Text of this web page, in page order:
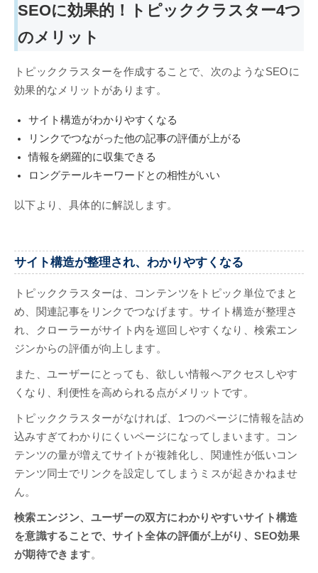
SEOに効果的！トピッククラスター4つ
のメリット
トピッククラスターを作成することで、次のようなSEOに
効果的なメリットがあります。
サイト構造がわかりやすくなる
リンクでつながった他の記事の評価が上がる
情報を網羅的に収集できる
ロングテールキーワードとの相性がいい
以下より、具体的に解説します。
サイト構造が整理され、わかりやすくなる
トピッククラスターは、コンテンツをトピック単位でまと
め、関連記事をリンクでつなげます。サイト構造が整理さ
れ、クローラーがサイト内を巡回しやすくなり、検索エン
ジンからの評価が向上します。
また、ユーザーにとっても、欲しい情報へアクセスしやす
くなり、利便性を高められる点がメリットです。
トピッククラスターがなければ、1つのページに情報を詰め
込みすぎてわかりにくいページになってしまいます。コン
テンツの量が増えてサイトが複雑化し、関連性が低いコン
テンツ同士でリンクを設定してしまうミスが起きかねませ
ん。
検索エンジン、ユーザーの双方にわかりやすいサイト構造
を意識することで、サイト全体の評価が上がり、SEO効果
が期待できます。